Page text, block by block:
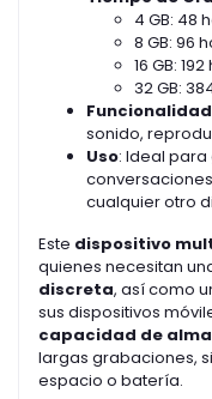
4 GB: 48
8 GB: 96
16 GB:
32 GB:
sonido,
Uso: Ideal
cualquier otro
Este dispositivo
quienes necesitan
discreta, así como
sus dispositivos
capacidad de
largas grabaciones,
espacio o batería.